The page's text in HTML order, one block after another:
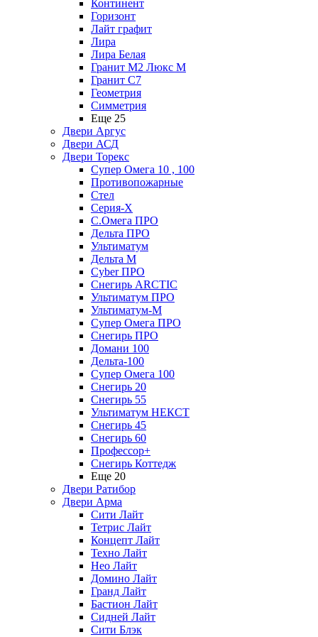
Континент
Горизонт
Лайт графит
Лира
Лира Белая
Гранит М2 Люкс М
Гранит С7
Геометрия
Симметрия
Еще 25
Двери Аргус
Двери АСД
Двери Торекс
Супер Омега 10 , 100
Противопожарные
Стел
Серия-X
С.Омега ПРО
Дельта ПРО
Ультиматум
Дельта M
Cyber ПРО
Снегирь ARCTIC
Ультиматум ПРО
Ультиматум-M
Супер Омега ПРО
Снегирь ПРО
Домани 100
Дельта-100
Супер Омега 100
Снегирь 20
Снегирь 55
Ультиматум НЕКСТ
Снегирь 45
Снегирь 60
Профессор+
Снегирь Коттедж
Еще 20
Двери Ратибор
Двери Арма
Сити Лайт
Тетрис Лайт
Концепт Лайт
Техно Лайт
Нео Лайт
Домино Лайт
Гранд Лайт
Бастион Лайт
Сидней Лайт
Сити Блэк